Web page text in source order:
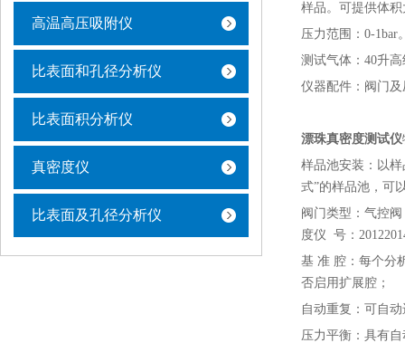
高温高压吸附仪
比表面和孔径分析仪
比表面积分析仪
真密度仪
比表面及孔径分析仪
样品。可提供体
压力范围：0-
测试气体：40升
仪器配件：阀门
漂珠真密度测试仪
样品池安装：以
式”的样品池，可
阀门类型：气控
度仪 号：
基 准 腔：每个分
否启用扩展腔；
自动重复：可自
压力平衡：具有